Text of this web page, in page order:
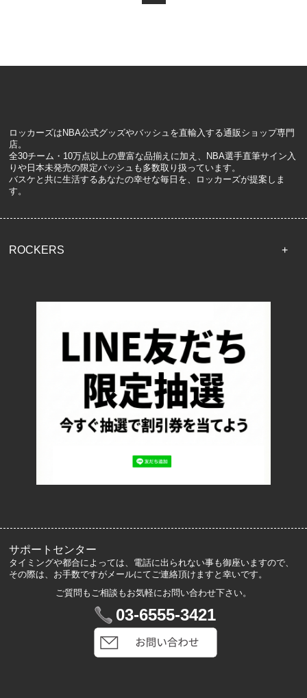
ロッカーズはNBA公式グッズやバッシュを直輸入する通販ショップ専門
店。
全30チーム・10万点以上の豊富な品揃えに加え、NBA選手直筆サイン入
りや日本未発売の限定バッシュも多数取り扱っています。
バスケと共に生活するあなたの幸せな毎日を、ロッカーズが提案しま
す。
ROCKERS
配送・送料について
返品について
お支払い方法について
特定商取引法に基づく表記
プライバシーポリシー
ロッカーズについて
サポートセンター
タイミングや都合によっては、電話に出られない事も御座いますので、
その際は、お手数ですがメールにてご連絡頂けますと幸いです。
ご質問もご相談もお気軽にお問い合わせ下さい。
03-6555-3421